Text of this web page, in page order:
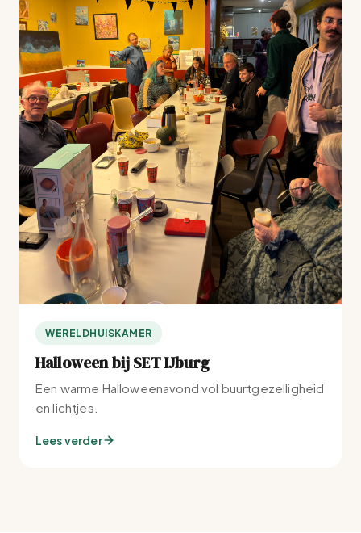
WERELDHUISKAMER
Halloween bij SET IJburg
Een warme Halloweenavond vol buurtgezelligheid
en lichtjes.
Lees verder